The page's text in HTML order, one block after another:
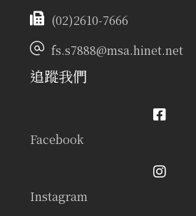
(02)2610-7666
fs.s7888@msa.hinet.net
追蹤我們
Facebook
Instagram